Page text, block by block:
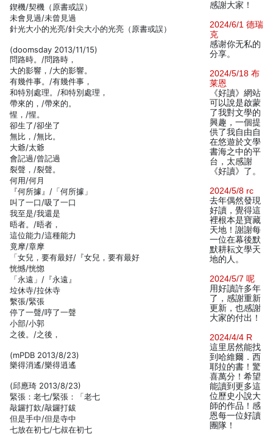
鍥機/契機（原書或誤）
未會見過/未曾見過
針光大小的光亮/針尖大小的光亮（原書或誤）
(doomsday 2013/11/15)
問路時。/問路時，
大的影響，/大的影響。
有幾件事。/有幾件事，
和特別處理。/和特別處理，
帶來的，/帶來的。
惺，/惺。
卻生了/卻坐了
無比，/無比。
大爺/太爺
會記過/曾記過
裂聲，/裂聲。
何用/何月
『何所據』/「何所據」
叫了一口/吸了一口
我至是/我還是
晤者。/晤者，
這位能力/這種能力
竟摩/章摩
「女兒，要有最好/『女兒，要有最好
恍憾/恍惚
「永遠」/『永遠』
垃休寺/拉休寺
繫張/緊張
停了一聲/哼了一聲
小部/小郭
之後。/之後，
(mPDB 2013/8/23)
樂得消遙/樂得逍遙
(邱應琦 2013/8/23)
緊張：老七/緊張：「老七
敲鑼打欽/敲鑼打鈸
但是手中/但是寺中
七放在初七/七叔在初七
感謝大家！
2024/6/1 德瑞
克
感谢你无私的
分享。
2024/5/18 布
莱恩
《好讀》網站
可以說是啟蒙
了我對文學的
興趣，一個提
供了我自由自
在悠遊於文學
書海之中的平
台，太感謝
《好讀》了。
2024/5/8 rc
去年偶然發現
好讀，覺得這
裡根本是寶藏
天地！謝謝每
一位在幕後默
默耕耘文學天
地的人。
2024/5/7 呢
用好讀許多年
了，感謝重新
更新，也感謝
大家的付出！
2024/4/4 R
這里居然能找
到哈維爾．西
耶拉的書！驚
喜萬分！希望
能讀到更多這
位歷史小說大
師的作品！感
恩每一位好讀
團隊！